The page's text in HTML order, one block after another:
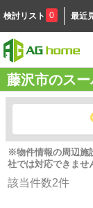
検討リスト 0 最近
藤沢市のスー
※物件情報の周辺施
社では対応できませ
該当件数2件